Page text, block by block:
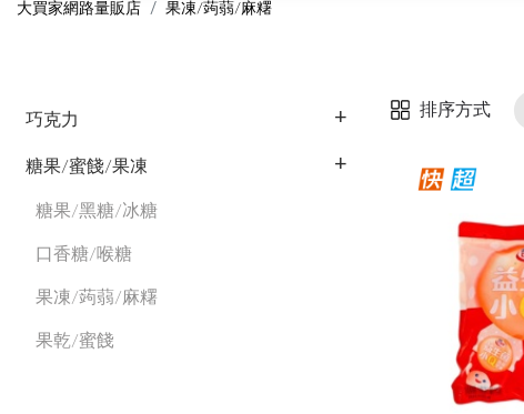
大買家網路量販店 果凍/蒟蒻/麻糬
巧克力
糖果/蜜餞/果凍
糖果/黑糖/冰糖
口香糖/喉糖
果凍/蒟蒻/麻糬
果乾/蜜餞
排序方式